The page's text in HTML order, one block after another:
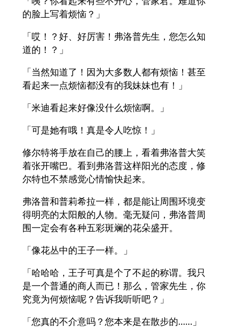
的脸上写着烦恼？」
「哎！？好、好厉害！弗洛普先生，您怎么知
道的！？」
「当然知道了！因为大多数人都有烦恼！甚至
看起来一点烦恼都没有的我妹妹也有！」
「米迪看起来好像没什么烦恼啊。」
「可是她有哦！真是令人吃惊！」
修尔特将手放在自己的腰上，看着弗洛普大笑
着张开嘴巴。看到弗洛普这样阳光的态度，修
尔特也不禁感觉心情愉快起来。
弗洛普和普莉希拉一样，都是能让周围环境变
得明亮的太阳般的人物。毫无疑问，弗洛普周
围一定会有各种五彩斑斓的花朵盛开。
「像花丛中的王子一样。」
「哈哈哈，王子可真是个了不起的称谓。我只
是一个普通的商人而已！那么，管家先生，你
究竟为何烦恼呢？告诉我听听吧？」
「您真的不介意吗？您本来是在散步的……」